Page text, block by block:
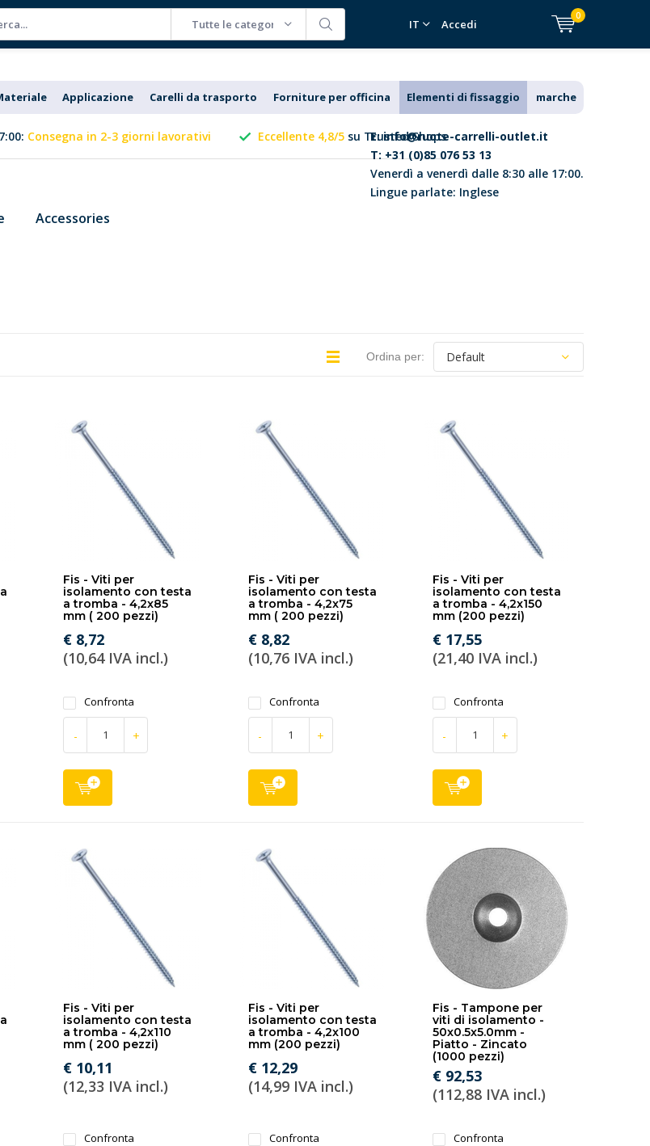
Tutte le categorie IT Accedi
0
Applicazione Carelli da trasporto Forniture per officina Elementi di fissaggio marche
Consegna in 2-3 giorni lavorativi Eccellente 4,8/5 su Trusted Shops
E:info@ruote-carrelli-outlet.it
T: +31 (0)85 076 53 13
Venerdì a venerdì dalle 8:30 alle 17:00.
Lingue parlate: Inglese
Accessories
Ordina per:
Fis - Viti per
isolamento con testa
a tromba - 4,2x85
mm ( 200 pezzi)
€ 8,72
(10,64 IVA incl.)
Confronta
- +
Fis - Viti per
isolamento con testa
a tromba - 4,2x75
mm ( 200 pezzi)
€ 8,82
(10,76 IVA incl.)
Confronta
- +
Fis - Viti per
isolamento con testa
a tromba - 4,2x150
mm (200 pezzi)
€ 17,55
(21,40 IVA incl.)
Confronta
- +
Fis - Viti per
isolamento con testa
a tromba - 4,2x110
mm ( 200 pezzi)
€ 10,11
(12,33 IVA incl.)
Confronta
Fis - Viti per
isolamento con testa
a tromba - 4,2x100
mm (200 pezzi)
€ 12,29
(14,99 IVA incl.)
Confronta
Fis - Tampone per
viti di isolamento -
50x0.5x5.0mm -
Piatto - Zincato
(1000 pezzi)
€ 92,53
(112,88 IVA incl.)
Confronta